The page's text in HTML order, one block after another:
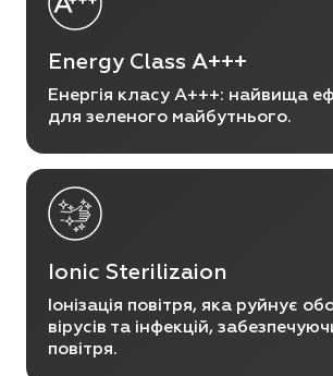
Energy Class A+++
Енергія класу A+++: найвища
для зеленого майбутнього.
Ionic Sterilizaion
Іонізація повітря, яка руйнує
вірусів та інфекцій,
повітря.